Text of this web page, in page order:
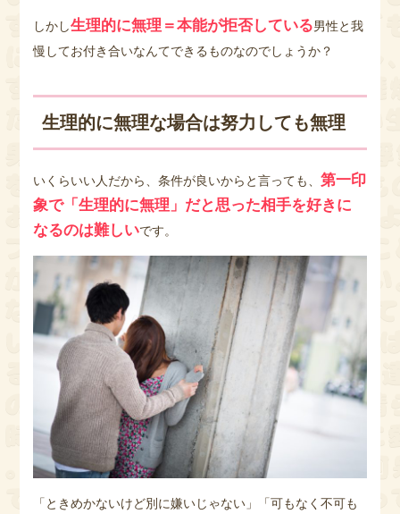
しかし生理的に無理＝本能が拒否している男性と我
慢してお付き合いなんてできるものなのでしょうか？
生理的に無理な場合は努力しても無理
いくらいい人だから、条件が良いからと言っても、第一印
象で「生理的に無理」だと思った相手を好きに
なるのは難しいです。
「ときめかないけど別に嫌いじゃない」「可もなく不可も